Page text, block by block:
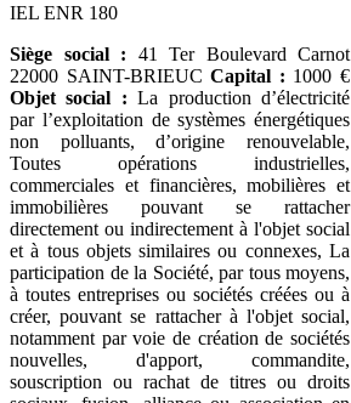
IEL ENR 180
Siège social : 41 Ter Boulevard Carnot
22000 SAINT-BRIEUCCapital : 1000 €
Objet social : La production d’électricité
par l’exploitation de systèmes énergétiques
non polluants, d’origine renouvelable,
Toutes opérations industrielles,
commerciales et financières, mobilières et
immobilières pouvant se rattacher
directement ou indirectement à l'objet social
et à tous objets similaires ou connexes, La
participation de la Société, par tous moyens,
à toutes entreprises ou sociétés créées ou à
créer, pouvant se rattacher à l'objet social,
notamment par voie de création de sociétés
nouvelles, d'apport, commandite,
souscription ou rachat de titres ou droits